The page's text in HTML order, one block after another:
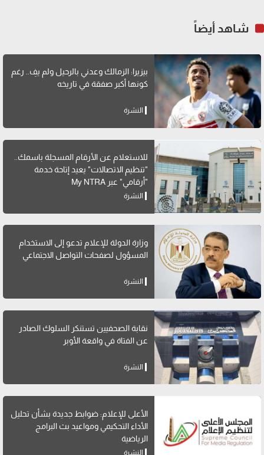
شاهد أيضاً
بيزيرا: الزمالك وعدني بالرحيل ولم يفِ.. رغم
كونها أكبر صفقة في تاريخه
النشرة
للاستعلام عن الأرقام المسجلة باسمك..
"تنظيم الاتصالات" يعيد إتاحة خدمة
"أرقامي" عبر My NTRA
النشرة
وزارة الدولة للإعلام تدعو إلى الاستخدام
المسؤول لصفحات التواصل الاجتماعي
النشرة
نقابة الصحفيين تستنكر السلوك الصادر
عن الفتاة في واقعة الأوبر
النشرة
الأعلى للإعلام: ضوابط جديدة بشأن تحليل
الأداء التحكيمي ومواعيد بث البرامج
الرياضية
النشرة